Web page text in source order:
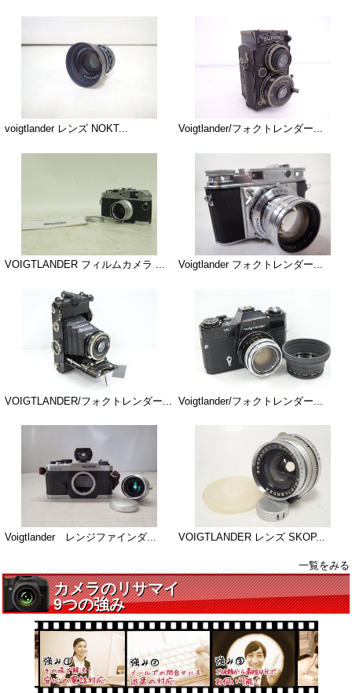
voigtlander レンズ NOKT... Voigtlander/フォクトレンダー...
VOIGTLANDER フィルムカメラ ... Voigtlander フォクトレンダー...
VOIGTLANDER/フォクトレンダー... Voigtlander/フォクトレンダー...
Voigtlander レンジファインダ... VOIGTLANDER レンズ SKOP...
一覧をみる